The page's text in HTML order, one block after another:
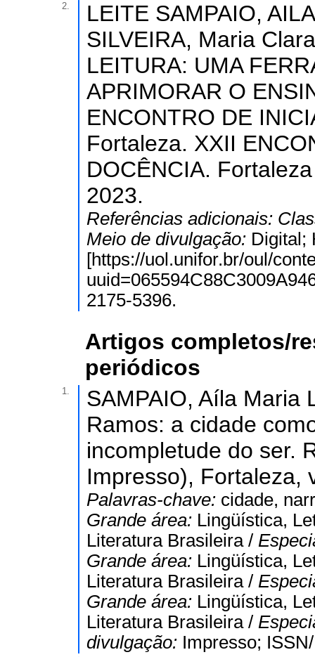
2.
LEITE SAMPAIO,
SILVEIRA, Maria
LEITURA: UMA
APRIMORAR O
ENCONTRO DE
Fortaleza. XXII
DOCÊNCIA.
2023.
Referências adicionais:
Meio de divulgação: Digital;
[https://uol.unifor.br/oul/
2175-5396.
Artigos completos/
periódicos
1.
SAMPAIO, Aíla Maria
Ramos: a cidade
incompletude do ser.
Impresso), Fortaleza,
Palavras-chave: cidade,
Grande área: Lingüística,
Literatura Brasileira /
Grande área: Lingüística,
Literatura Brasileira /
Grande área: Lingüística,
Literatura Brasileira /
divulgação: Impresso;